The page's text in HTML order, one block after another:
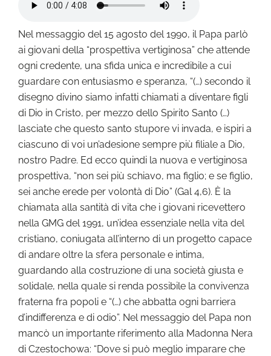
Nel messaggio del 15 agosto del 1990, il Papa parlò
ai giovani della “prospettiva vertiginosa” che attende
ogni credente, una sfida unica e incredibile a cui
guardare con entusiasmo e speranza, “(…) secondo il
disegno divino siamo infatti chiamati a diventare figli
di Dio in Cristo, per mezzo dello Spirito Santo (…)
lasciate che questo santo stupore vi invada, e ispiri a
ciascuno di voi un’adesione sempre più filiale a Dio,
nostro Padre. Ed ecco quindi la nuova e vertiginosa
prospettiva, “non sei più schiavo, ma figlio; e se figlio,
sei anche erede per volontà di Dio” (Gal 4,6). È la
chiamata alla santità di vita che i giovani ricevettero
nella GMG del 1991, un’idea essenziale nella vita del
cristiano, coniugata all’interno di un progetto capace
di andare oltre la sfera personale e intima,
guardando alla costruzione di una società giusta e
solidale, nella quale si renda possibile la convivenza
fraterna fra popoli e “(…) che abbatta ogni barriera
d’indifferenza e di odio”. Nel messaggio del Papa non
mancò un importante riferimento alla Madonna Nera
di Czestochowa: “Dove si può meglio imparare che